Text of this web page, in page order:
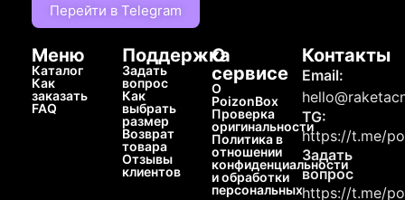
Перейти в Telegram
Меню
Каталог
Как
заказать
FAQ
Поддержка
Задать
вопрос
Как
выбрать
размер
Возврат
товара
Отзывы
клиентов
О
сервисе
О
PoizonBox
Проверка
оригинальности
Политика в
отношении
конфиденциальности
и обработки
персональных
Контакты
Email:
TG:
https://t.me/
Задать
вопрос
https://t.me/